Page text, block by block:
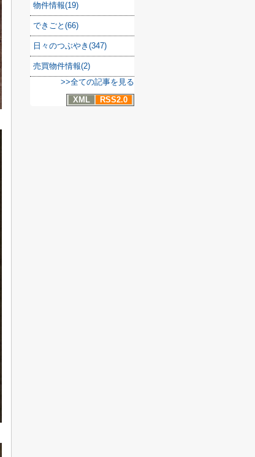
物件情報(19)
できごと(66)
日々のつぶやき(347)
売買物件情報(2)
>>全ての記事を見る
XML
RSS2.0